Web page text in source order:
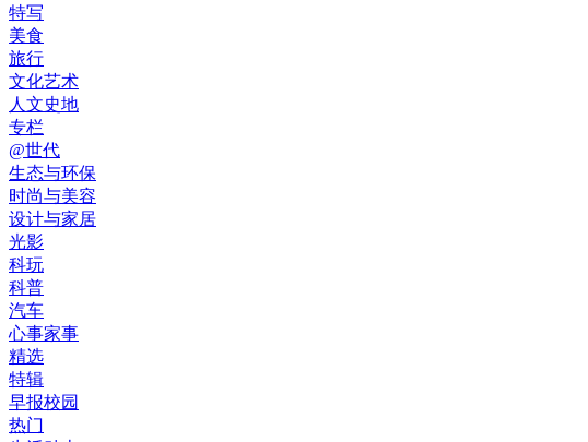
特写
美食
旅行
文化艺术
人文史地
专栏
@世代
生态与环保
时尚与美容
设计与家居
光影
科玩
科普
汽车
心事家事
精选
特辑
早报校园
热门